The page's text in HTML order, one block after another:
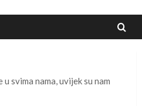
svima nama, uvijek su nam